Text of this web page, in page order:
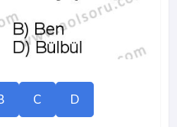
C D